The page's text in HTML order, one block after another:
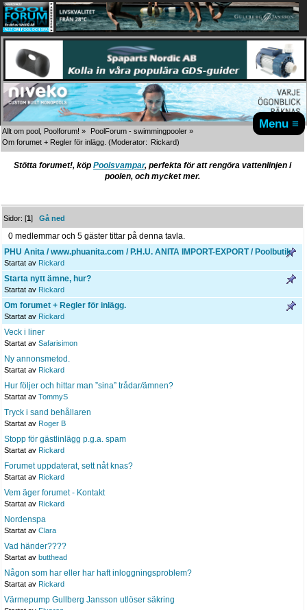
Menu ≡
Allt om pool, Poolforum! » PoolForum - swimmingpooler »
Om forumet + Regler för inlägg. (Moderator: Rickard)
Stötta forumet!, köp Poolsvampar, perfekta för att rengöra vattenlinjen i
poolen, och mycket mer.
Sidor: [1]Gå ned
0 medlemmar och 5 gäster tittar på denna tavla.
PHU Anita / www.phuanita.com / P.H.U. ANITA IMPORT-EXPORT / Poolbutik
Startat av Rickard
Starta nytt ämne, hur?
Startat av Rickard
Om forumet + Regler för inlägg.
Startat av Rickard
Veck i liner
Startat av Safarisimon
Ny annonsmetod.
Startat av Rickard
Hur följer och hittar man ”sina” trådar/ämnen?
Startat av TommyS
Tryck i sand behållaren
Startat av Roger B
Stopp för gästlinlägg p.g.a. spam
Startat av Rickard
Forumet uppdaterat, sett nåt knas?
Startat av Rickard
Vem äger forumet - Kontakt
Startat av Rickard
Nordenspa
Startat av Clara
Vad händer????
Startat av butthead
Någon som har eller har haft inloggningsproblem?
Startat av Rickard
Värmepump Gullberg Jansson utlöser säkring